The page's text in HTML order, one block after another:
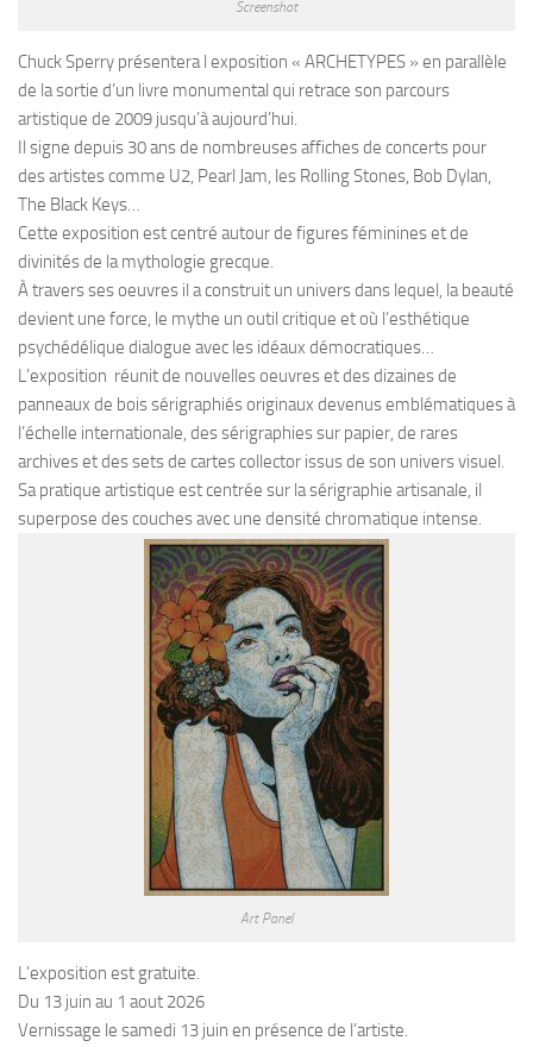
Screenshot
Chuck Sperry présentera l exposition « ARCHETYPES » en parallèle
de la sortie d’un livre monumental qui retrace son parcours
artistique de 2009 jusqu’à aujourd’hui.
Il signe depuis 30 ans de nombreuses affiches de concerts pour
des artistes comme U2, Pearl Jam, les Rolling Stones, Bob Dylan,
The Black Keys…
Cette exposition est centré autour de figures féminines et de
divinités de la mythologie grecque.
À travers ses oeuvres il a construit un univers dans lequel, la beauté
devient une force, le mythe un outil critique et où l’esthétique
psychédélique dialogue avec les idéaux démocratiques…
L’exposition réunit de nouvelles oeuvres et des dizaines de
panneaux de bois sérigraphiés originaux devenus emblématiques à
l’échelle internationale, des sérigraphies sur papier, de rares
archives et des sets de cartes collector issus de son univers visuel.
Sa pratique artistique est centrée sur la sérigraphie artisanale, il
superpose des couches avec une densité chromatique intense.
Art Panel
L’exposition est gratuite.
Du 13 juin au 1 aout 2026
Vernissage le samedi 13 juin en présence de l’artiste.